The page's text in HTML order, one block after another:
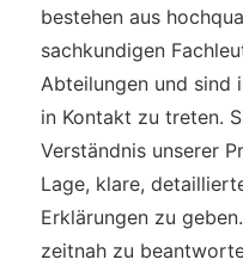
bestehen aus
sachkundigen
Abteilungen und sind
in Kontakt zu treten.
Verständnis unserer
Lage, klare,
Erklärungen zu
zeitnah zu